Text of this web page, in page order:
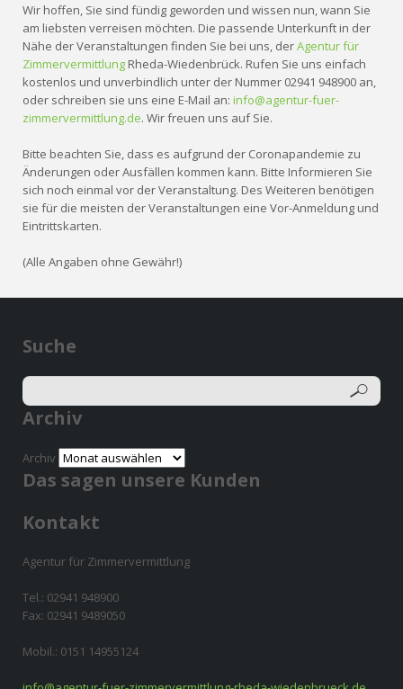
Wir hoffen, Sie sind fündig geworden und wissen nun, wann Sie
am liebsten verreisen möchten. Die passende Unterkunft in der
Nähe der Veranstaltungen finden Sie bei uns, derAgentur für
Zimmervermittlung Rheda-Wiedenbrück. Rufen Sie uns einfach
kostenlos und unverbindlich unter der Nummer 02941 948900 an,
oder schreiben sie uns eine E-Mail an:info@agentur-fuer-
zimmervermittlung.de. Wir freuen uns auf Sie.
Bitte beachten Sie, dass es aufgrund der Coronapandemie zu
Änderungen oder Ausfällen kommen kann. Bitte Informieren Sie
sich noch einmal vor der Veranstaltung. Des Weiteren benötigen
sie für die meisten der Veranstaltungen eine Vor-Anmeldung und
Eintrittskarten.
(Alle Angaben ohne Gewähr!)
Suche
Archiv
Archiv
Das sagen unsere Kunden
Kontakt
Agentur für Zimmervermittlung
Tel.: 02941 948900
Fax: 02941 9489050
Mobil.: 0151 14955124